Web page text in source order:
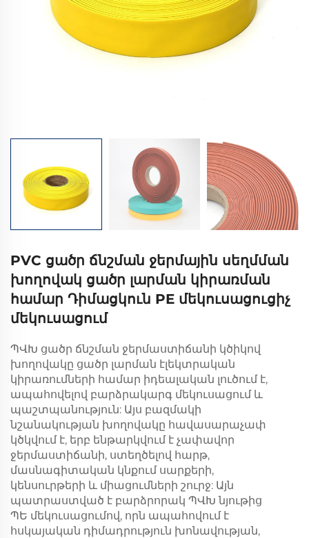
PVC ցածր ճնշման ջերմային սեղմման
խողովակ ցածր լարման կիրառման
համար Դիմացկուն PE մեկուսացուցիչ
մեկուսացում
ՊՎԽ ցածր ճնշման ջերմաստիճանի կծիկով
խողովակը ցածր լարման էլեկտրական
կիրառումների համար իդեալական լուծում է,
ապահովելով բարձրակարգ մեկուսացում և
պաշտպանություն: Այս բազմակի
նշանակության խողովակը հավասարաչափ
կծկվում է, երբ ենթարկվում է չափավոր
ջերմաստիճանի, ստեղծելով հարթ,
մասնագիտական կնքում սարքերի,
կենսուրթերի և միացումների շուրջ: Այն
պատրաստված է բարձրորակ ՊՎԽ նյութից
ՊԵ մեկուսացումով, որն ապահովում է
հսկայական դիմադրություն խոնավության,